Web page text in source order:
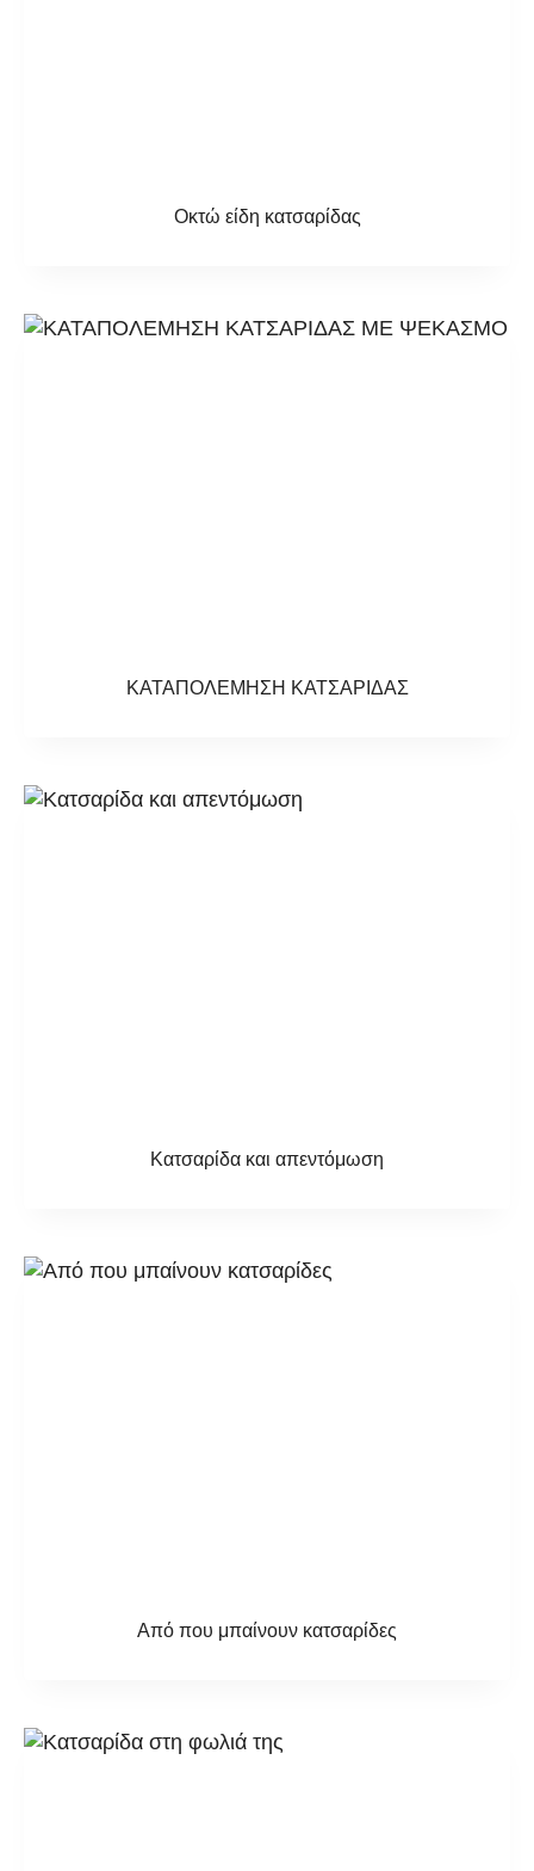
Οκτώ είδη κατσαρίδας
ΚΑΤΑΠΟΛΕΜΗΣΗ ΚΑΤΣΑΡΙΔΑΣ
Κατσαρίδα και απεντόμωση
Από που μπαίνουν κατσαρίδες